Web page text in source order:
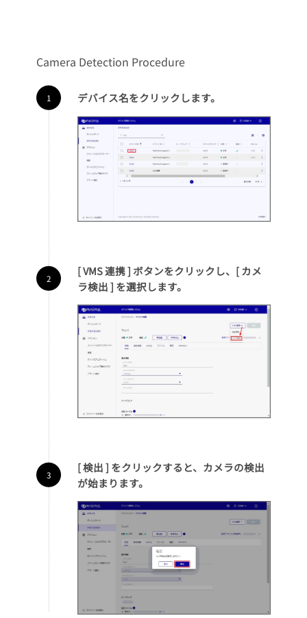
Camera Detection Procedure
デバイス名をクリックします。
[ VMS 連携 ] ボタンをクリックし、[ カメ
ラ検出 ] を選択します。
[ 検出 ] をクリックすると、カメラの検出
が始まります。